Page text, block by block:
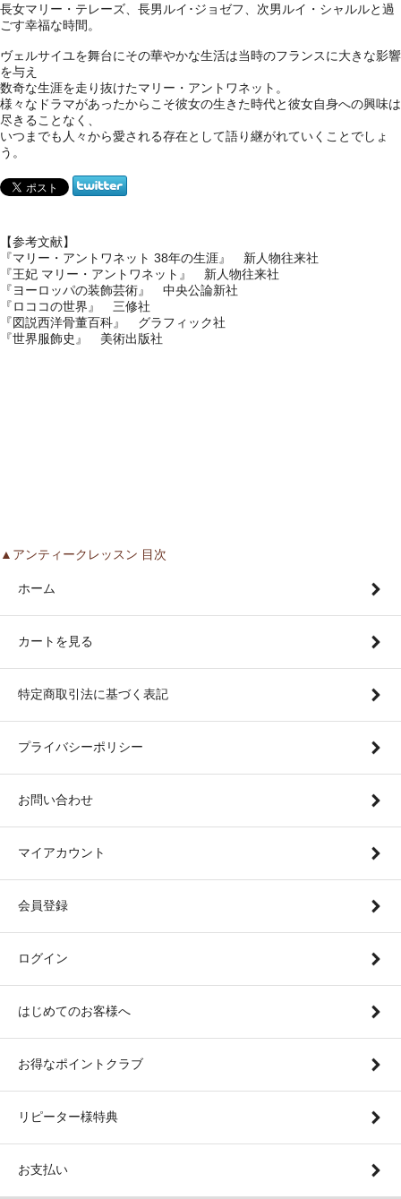
長女マリー・テレーズ、長男ルイ･ジョゼフ、次男ルイ・シャルルと過
ごす幸福な時間。
ヴェルサイユを舞台にその華やかな生活は当時のフランスに大きな影響
を与え
数奇な生涯を走り抜けたマリー・アントワネット。
様々なドラマがあったからこそ彼女の生きた時代と彼女自身への興味は
尽きることなく、
いつまでも人々から愛される存在として語り継がれていくことでしょ
う。
【参考文献】
『マリー・アントワネット 38年の生涯』 新人物往来社
『王妃 マリー・アントワネット』 新人物往来社
『ヨーロッパの装飾芸術』 中央公論新社
『ロココの世界』 三修社
『図説西洋骨董百科』 グラフィック社
『世界服飾史』 美術出版社
▲アンティークレッスン 目次
ホーム
カートを見る
特定商取引法に基づく表記
プライバシーポリシー
お問い合わせ
マイアカウント
会員登録
ログイン
はじめてのお客様へ
お得なポイントクラブ
リピーター様特典
お支払い